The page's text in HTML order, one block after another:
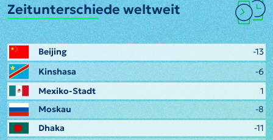
Zeitunterschiede weltweit
Beijing
-13
Kinshasa
-6
Mexiko-Stadt
1
Moskau
-8
Dhaka
-11